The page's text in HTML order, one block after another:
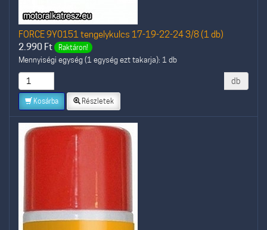
FORCE 9Y0151 tengelykulcs 17-19-22-24 3/8 (1 db)
2.990 Ft Raktáron!
Mennyiségi egység (1 egység ezt takarja): 1 db
db
Kosárba Részletek